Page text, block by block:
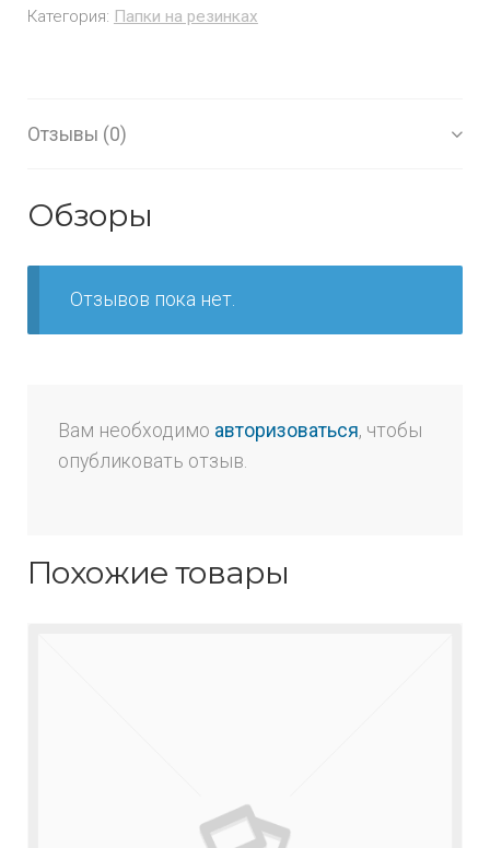
Категория: Папки на резинках
Отзывы (0)
Обзоры
Отзывов пока нет.
Вам необходимо авторизоваться, чтобы
опубликовать отзыв.
Похожие товары